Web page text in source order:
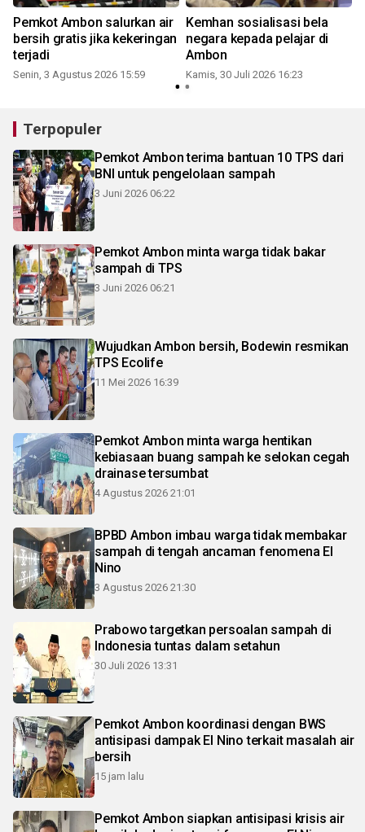
Pemkot Ambon salurkan air
bersih gratis jika kekeringan
terjadi
Senin, 3 Agustus 2026 15:59
Kemhan sosialisasi bela
negara kepada pelajar di
Ambon
Kamis, 30 Juli 2026 16:23
Terpopuler
Pemkot Ambon terima bantuan 10 TPS dari
BNI untuk pengelolaan sampah
3 Juni 2026 06:22
Pemkot Ambon minta warga tidak bakar
sampah di TPS
3 Juni 2026 06:21
Wujudkan Ambon bersih, Bodewin resmikan
TPS Ecolife
11 Mei 2026 16:39
Pemkot Ambon minta warga hentikan
kebiasaan buang sampah ke selokan cegah
drainase tersumbat
4 Agustus 2026 21:01
BPBD Ambon imbau warga tidak membakar
sampah di tengah ancaman fenomena El
Nino
3 Agustus 2026 21:30
Prabowo targetkan persoalan sampah di
Indonesia tuntas dalam setahun
30 Juli 2026 13:31
Pemkot Ambon koordinasi dengan BWS
antisipasi dampak El Nino terkait masalah air
bersih
15 jam lalu
Pemkot Ambon siapkan antisipasi krisis air